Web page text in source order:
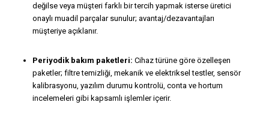
değilse veya müşteri farklı bir tercih yapmak isterse üretici
onaylı muadil parçalar sunulur; avantaj/dezavantajları
müşteriye açıklanır.
Periyodik bakım paketleri: Cihaz türüne göre özelleşen
paketler; filtre temizliği, mekanik ve elektriksel testler, sensör
kalibrasyonu, yazılım durumu kontrolü, conta ve hortum
incelemeleri gibi kapsamlı işlemler içerir.